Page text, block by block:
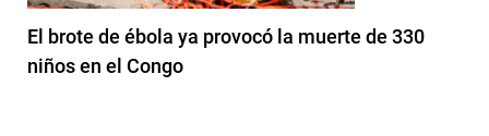
El brote de ébola ya provocó la muerte de 330
niños en el Congo